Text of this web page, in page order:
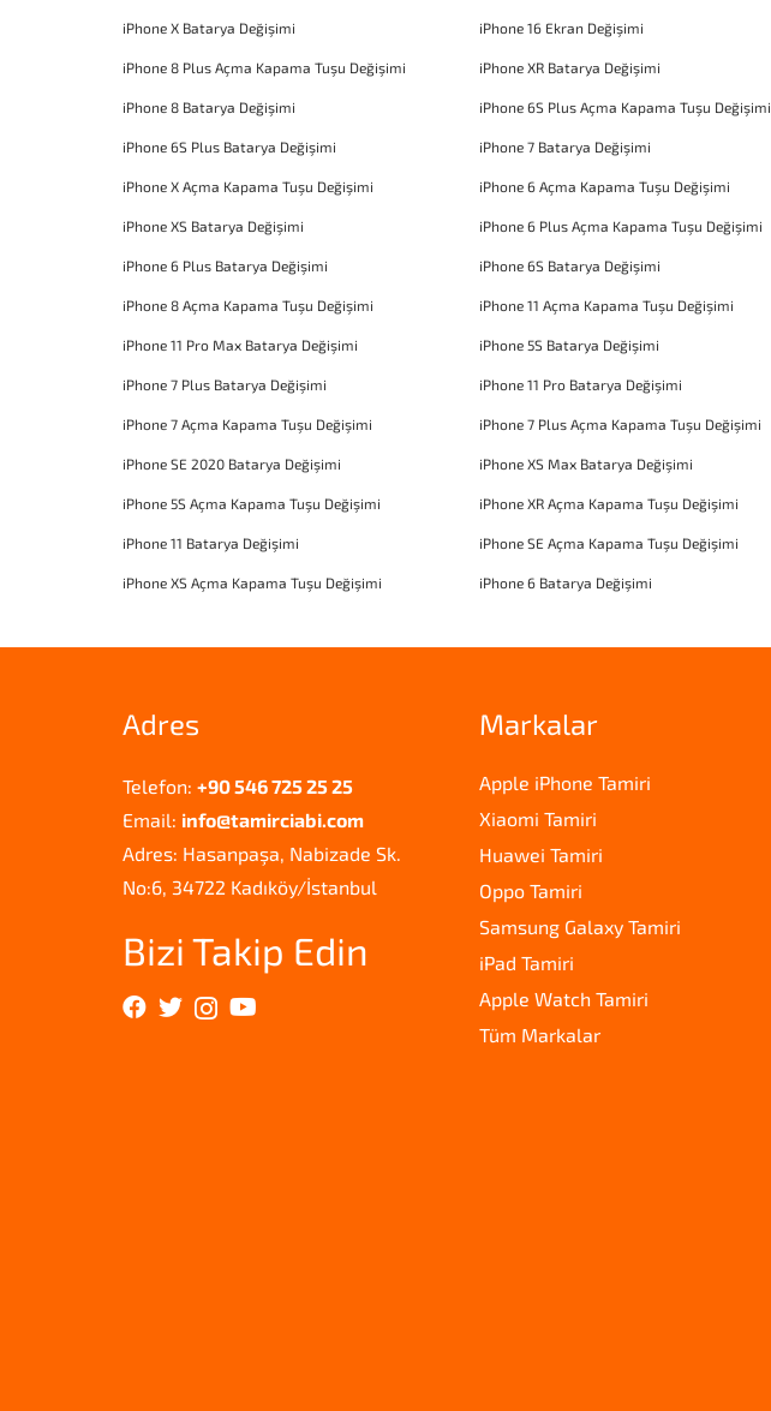
iPhone X Batarya Değişimi iPhone 16 Ekran Değişimi
iPhone 8 Plus Açma Kapama Tuşu Değişimi iPhone XR Batarya Değişimi
iPhone 8 Batarya Değişimi iPhone 6S Plus Açma Kapama Tuşu Değişimi
iPhone 6S Plus Batarya Değişimi iPhone 7 Batarya Değişimi
iPhone X Açma Kapama Tuşu Değişimi iPhone 6 Açma Kapama Tuşu Değişimi
iPhone XS Batarya Değişimi iPhone 6 Plus Açma Kapama Tuşu Değişimi
iPhone 6 Plus Batarya Değişimi iPhone 6S Batarya Değişimi
iPhone 8 Açma Kapama Tuşu Değişimi iPhone 11 Açma Kapama Tuşu Değişimi
iPhone 11 Pro Max Batarya Değişimi iPhone 5S Batarya Değişimi
iPhone 7 Plus Batarya Değişimi iPhone 11 Pro Batarya Değişimi
iPhone 7 Açma Kapama Tuşu Değişimi iPhone 7 Plus Açma Kapama Tuşu Değişimi
iPhone SE 2020 Batarya Değişimi iPhone XS Max Batarya Değişimi
iPhone 5S Açma Kapama Tuşu Değişimi iPhone XR Açma Kapama Tuşu Değişimi
iPhone 11 Batarya Değişimi iPhone SE Açma Kapama Tuşu Değişimi
iPhone XS Açma Kapama Tuşu Değişimi iPhone 6 Batarya Değişimi
Adres
Telefon: +90 546 725 25 25
Email: info@tamirciabi.com
Adres: Hasanpaşa, Nabizade Sk.
No:6, 34722 Kadıköy/İstanbul
Bizi Takip Edin
Markalar
Apple iPhone Tamiri
Xiaomi Tamiri
Huawei Tamiri
Oppo Tamiri
Samsung Galaxy Tamiri
iPad Tamiri
Apple Watch Tamiri
Tüm Markalar